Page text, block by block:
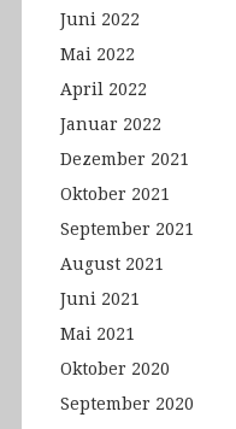
Juni 2022
Mai 2022
April 2022
Januar 2022
Dezember 2021
Oktober 2021
September 2021
August 2021
Juni 2021
Mai 2021
Oktober 2020
September 2020